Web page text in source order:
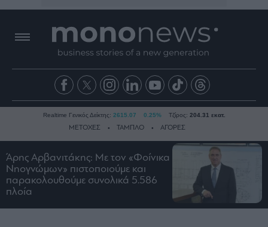
Ειδήσεις
Οικονομία
Business
Realtime Γενικός Δείκτης: 2615.07 0.25% Τζίρος: 204.31 εκατ.
ΜΕΤΟΧΕΣ ΤΑΜΠΛΟ ΑΓΟΡΕΣ
Άρης Αρβανιτάκης: Με τον «Φοίνικα
Νηογνώμων» πιστοποιούμε και
παρακολουθούμε συνολικά 5.586
πλοία